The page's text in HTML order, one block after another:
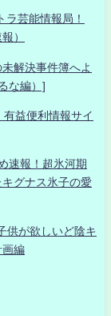
芸能情報局！
）
解決事件簿へよ
な編）]
益便利情報サイ
速報！超氷河期
グナス氷子の愛
供が欲しいど陰キ
画編